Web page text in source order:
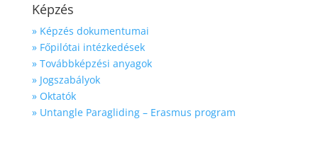
Képzés
» Képzés dokumentumai
» Főpilótai intézkedések
» Továbbképzési anyagok
» Jogszabályok
» Oktatók
» Untangle Paragliding – Erasmus program